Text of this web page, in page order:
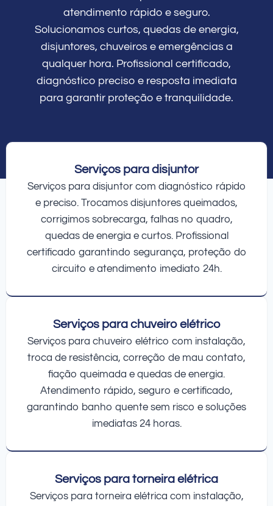
atendimento rápido e seguro.
Solucionamos curtos, quedas de energia,
disjuntores, chuveiros e emergências a
qualquer hora. Profissional certificado,
diagnóstico preciso e resposta imediata
para garantir proteção e tranquilidade.
Serviços para disjuntor
Serviços para disjuntor com diagnóstico rápido
e preciso. Trocamos disjuntores queimados,
corrigimos sobrecarga, falhas no quadro,
quedas de energia e curtos. Profissional
certificado garantindo segurança, proteção do
circuito e atendimento imediato 24h.
Serviços para chuveiro elétrico
Serviços para chuveiro elétrico com instalação,
troca de resistência, correção de mau contato,
fiação queimada e quedas de energia.
Atendimento rápido, seguro e certificado,
garantindo banho quente sem risco e soluções
imediatas 24 horas.
Serviços para torneira elétrica
Serviços para torneira elétrica com instalação,